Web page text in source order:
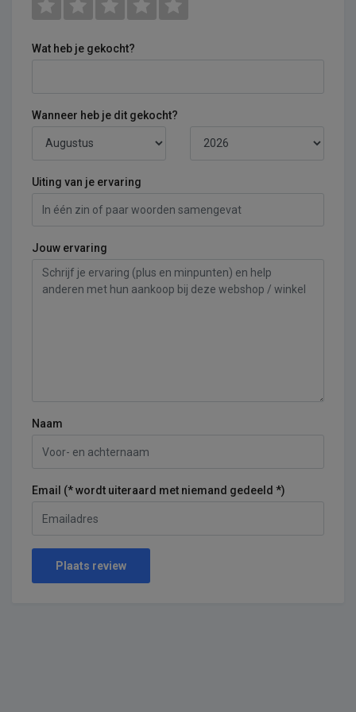
Wat heb je gekocht?
Wanneer heb je dit gekocht?
Uiting van je ervaring
Jouw ervaring
Naam
Email (* wordt uiteraard met niemand gedeeld *)
Plaats review